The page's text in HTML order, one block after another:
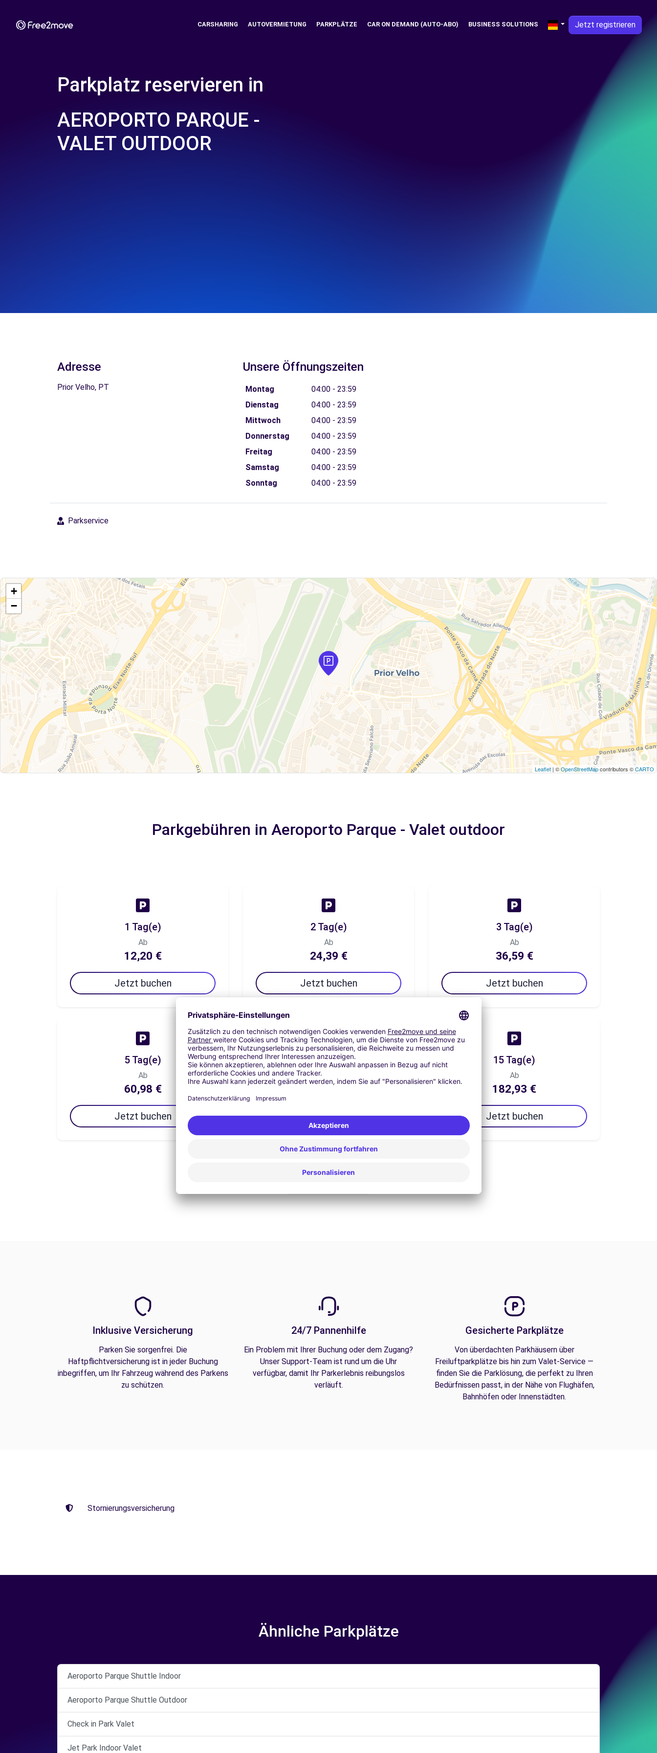
CARSHARING AUTOVERMIETUNG PARKPLÄTZE CAR ON DEMAND (AUTO-ABO) BUSINESS SOLUTIONS Jetzt registrieren
Parkplatz reservieren in
AEROPORTO PARQUE -
VALET OUTDOOR
Adresse
Prior Velho, PT
Unsere Öffnungszeiten
Montag
04:00 - 23:59
Dienstag
04:00 - 23:59
Mittwoch
04:00 - 23:59
Donnerstag
04:00 - 23:59
Freitag
04:00 - 23:59
Samstag
04:00 - 23:59
Sonntag
04:00 - 23:59
Parkservice
+
−
Leaflet | ©OpenStreetMapcontributors ©CARTO
Parkgebühren in Aeroporto Parque - Valet outdoor
1 Tag(e)
Ab
12,20 €
Jetzt buchen
2 Tag(e)
Ab
24,39 €
Jetzt buchen
3 Tag(e)
Ab
36,59 €
Jetzt buchen
5 Tag(e)
Ab
60,98 €
Jetzt buchen
7 Tag(e)
85,37 €
Jetzt buchen
15 Tag(e)
Ab
182,93 €
Jetzt buchen
Inklusive Versicherung
Parken Sie sorgenfrei. Die
Haftpflichtversicherung ist in jeder Buchung
inbegriffen, um Ihr Fahrzeug während des Parkens
zu schützen.
24/7 Pannenhilfe
Ein Problem mit Ihrer Buchung oder dem Zugang?
Unser Support-Team ist rund um die Uhr
verfügbar, damit Ihr Parkerlebnis reibungslos
verläuft.
Gesicherte Parkplätze
Von überdachten Parkhäusern über
Freiluftparkplätze bis hin zum Valet-Service —
finden Sie die Parklösung, die perfekt zu Ihren
Bedürfnissen passt, in der Nähe von Flughäfen,
Bahnhöfen oder Innenstädten.
Stornierungsversicherung
Ähnliche Parkplätze
Aeroporto Parque Shuttle Indoor
Aeroporto Parque Shuttle Outdoor
Check in Park Valet
Jet Park Indoor Valet